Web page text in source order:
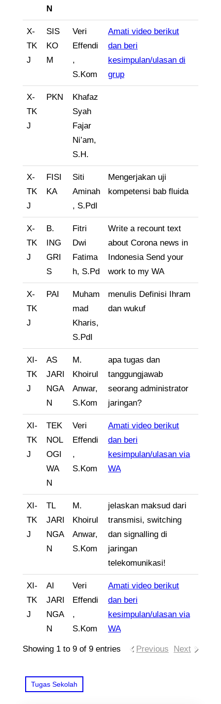
N
X-
TK
J
SIS
KO
M
Veri
Effendi
,
S.Kom
Amati video berikut
dan beri
kesimpulan/ulasan di
grup
X-
TK
J
PKN
Khafaz
Syah
Fajar
Ni’am,
S.H.
X-
TK
J
FISI
KA
Siti
Aminah
, S.PdI
Mengerjakan uji
kompetensi bab fluida
X-
TK
J
B.
ING
GRI
S
Fitri
Dwi
Fatima
h, S.Pd
Write a recount text
about Corona news in
Indonesia Send your
work to my WA
X-
TK
J
PAI
Muham
mad
Kharis,
S.PdI
menulis Definisi Ihram
dan wukuf
XI-
TK
J
AS
JARI
NGA
N
M.
Khoirul
Anwar,
S.Kom
apa tugas dan
tanggungjawab
seorang administrator
jaringan?
XI-
TK
J
TEK
NOL
OGI
WA
N
Veri
Effendi
,
S.Kom
Amati video berikut
dan beri
kesimpulan/ulasan via
WA
XI-
TK
J
TL
JARI
NGA
N
M.
Khoirul
Anwar,
S.Kom
jelaskan maksud dari
transmisi, switching
dan signalling di
jaringan
telekomunikasi!
XI-
TK
J
AI
JARI
NGA
N
Veri
Effendi
,
S.Kom
Amati video berikut
dan beri
kesimpulan/ulasan via
WA
Showing 1 to 9 of 9 entries Previous Next
Tugas Sekolah